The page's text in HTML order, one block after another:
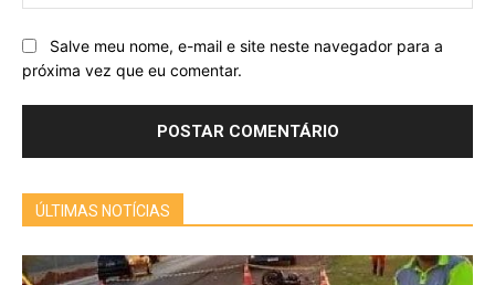
Salve meu nome, e-mail e site neste navegador para a
próxima vez que eu comentar.
ÚLTIMAS NOTÍCIAS